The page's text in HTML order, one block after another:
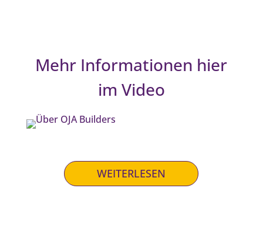
Mehr Informationen hier
im Video
WEITERLESEN